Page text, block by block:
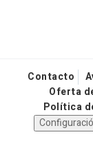
Contacto
Oferta
Política